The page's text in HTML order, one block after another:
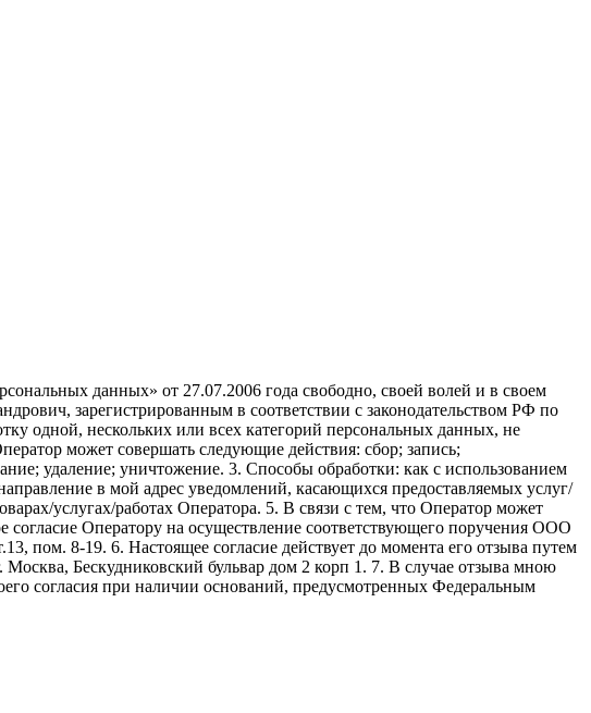
данных» от 27.07.2006 года свободно, своей волей и в своем
зарегистрированным в соответствии с законодательством РФ по
одной, нескольких или всех категорий персональных данных, не
может совершать следующие действия: сбор; запись;
удаление; уничтожение. 3. Способы обработки: как с использованием
в мой адрес уведомлений, касающихся предоставляемых услуг/
услугах/работах Оператора. 5. В связи с тем, что Оператор может
Оператору на осуществление соответствующего поручения ООО
пом. 8-19. 6. Настоящее согласие действует до момента его отзыва путем
Бескудниковский бульвар дом 2 корп 1. 7. В случае отзыва мною
согласия при наличии оснований, предусмотренных Федеральным